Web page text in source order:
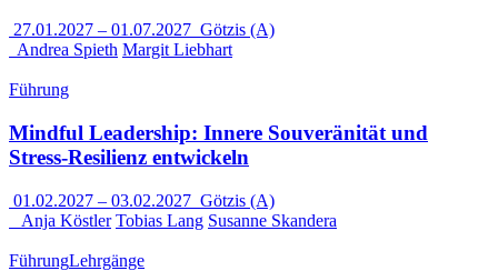
27.01.2027 – 01.07.2027 Götzis (A)
Andrea Spieth Margit Liebhart
Führung
Mindful Leadership: Innere Souveränität und
Stress-Resilienz entwickeln
01.02.2027 – 03.02.2027 Götzis (A)
Anja Köstler Tobias Lang Susanne Skandera
FührungLehrgänge